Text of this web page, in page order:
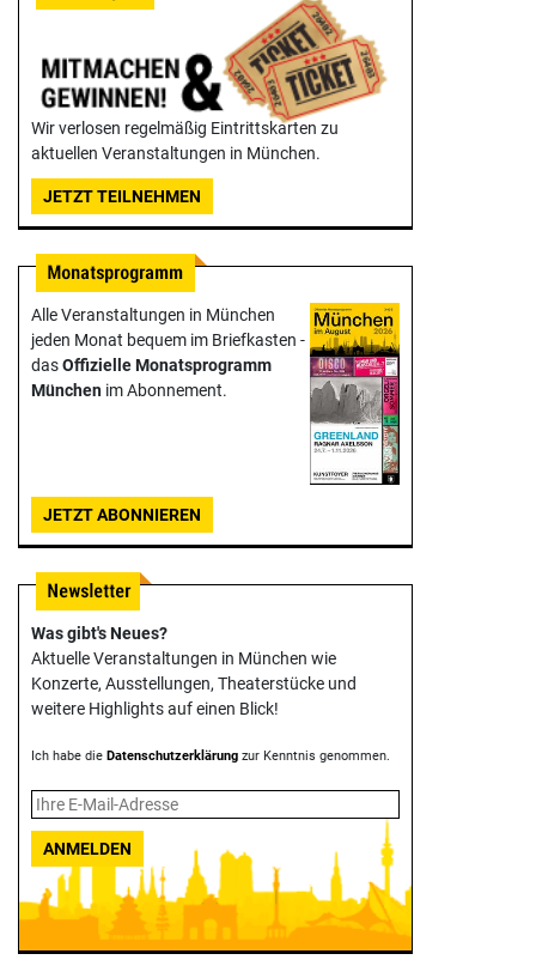
Wir verlosen regelmäßig Eintrittskarten zu
aktuellen Veranstaltungen in München.
JETZT TEILNEHMEN
Alle Veranstaltungen in München
jeden Monat bequem im Briefkasten -
dasOffizielle Monats­programm
München im Abonnement.
JETZT ABONNIEREN
Was gibt's Neues?
Aktuelle Veranstaltungen in München wie
Konzerte, Ausstellungen, Theater­stücke und
weitere Highlights auf einen Blick!
Ich habe die Datenschutzerklärung zur Kenntnis genommen.
ANMELDEN